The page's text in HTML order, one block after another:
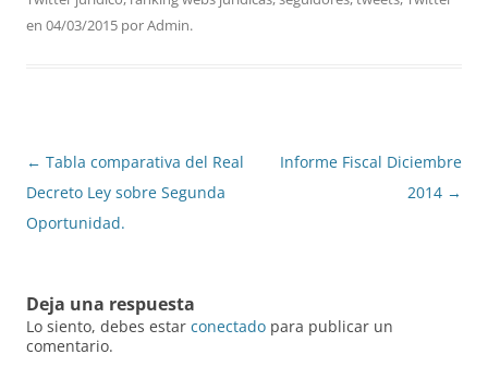
en 04/03/2015 porAdmin.
Navegación
de
entradas
← Tabla comparativa del Real
Decreto Ley sobre Segunda
Oportunidad.
Informe Fiscal Diciembre
2014 →
Deja una respuesta
Lo siento, debes estar conectado para publicar un
comentario.